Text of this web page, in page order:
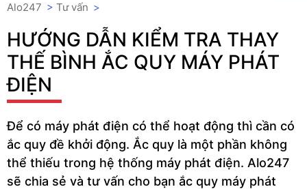
Alo247 > Tư vấn >
HƯỚNG DẪN KIỂM TRA THAY
THẾ BÌNH ẮC QUY MÁY PHÁT
ĐIỆN
Để có máy phát điện có thể hoạt động thì cần có
ắc quy đề khởi động. Ắc quy là một phần không
thể thiếu trong hệ thống máy phát điện. Alo247
sẽ chia sẻ và tư vấn cho bạn ắc quy máy phát